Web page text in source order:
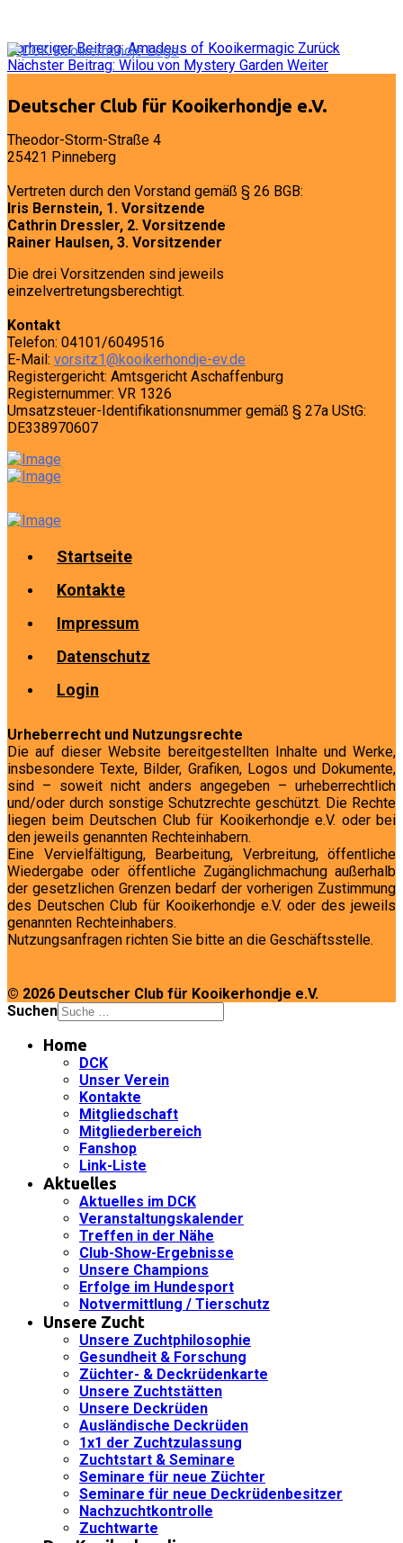
Vorheriger Beitrag: Amadeus of Kooikermagic Zurück
Nächster Beitrag: Wilou von Mystery Garden Weiter
Deutscher Club für Kooikerhondje e.V.
Theodor-Storm-Straße 4
25421 Pinneberg
Vertreten durch den Vorstand gemäß § 26 BGB:
Iris Bernstein, 1. Vorsitzende
Cathrin Dressler, 2. Vorsitzende
Rainer Haulsen, 3. Vorsitzender
Die drei Vorsitzenden sind jeweils
einzelvertretungsberechtigt.
Kontakt
Telefon: 04101/6049516
E-Mail: vorsitz1@kooikerhondje-ev.de
Registergericht: Amtsgericht Aschaffenburg
Registernummer: VR 1326
Umsatzsteuer-Identifikationsnummer gemäß § 27a UStG:
DE338970607
Startseite
Kontakte
Impressum
Datenschutz
Login
Urheberrecht und Nutzungsrechte
Die auf dieser Website bereitgestellten Inhalte und Werke,
insbesondere Texte, Bilder, Grafiken, Logos und Dokumente,
sind – soweit nicht anders angegeben – urheberrechtlich
und/oder durch sonstige Schutzrechte geschützt. Die Rechte
liegen beim Deutschen Club für Kooikerhondje e.V. oder bei
den jeweils genannten Rechteinhabern.
Eine Vervielfältigung, Bearbeitung, Verbreitung, öffentliche
Wiedergabe oder öffentliche Zugänglichmachung außerhalb
der gesetzlichen Grenzen bedarf der vorherigen Zustimmung
des Deutschen Club für Kooikerhondje e.V. oder des jeweils
genannten Rechteinhabers.
Nutzungsanfragen richten Sie bitte an die Geschäftsstelle.
© 2026 Deutscher Club für Kooikerhondje e.V.
Suchen
Home
DCK
Unser Verein
Kontakte
Mitgliedschaft
Mitgliederbereich
Fanshop
Link-Liste
Aktuelles
Aktuelles im DCK
Veranstaltungskalender
Treffen in der Nähe
Club-Show-Ergebnisse
Unsere Champions
Erfolge im Hundesport
Notvermittlung / Tierschutz
Unsere Zucht
Unsere Zuchtphilosophie
Gesundheit & Forschung
Züchter- & Deckrüdenkarte
Unsere Zuchtstätten
Unsere Deckrüden
Ausländische Deckrüden
1x1 der Zuchtzulassung
Zuchtstart & Seminare
Seminare für neue Züchter
Seminare für neue Deckrüdenbesitzer
Nachzuchtkontrolle
Zuchtwarte